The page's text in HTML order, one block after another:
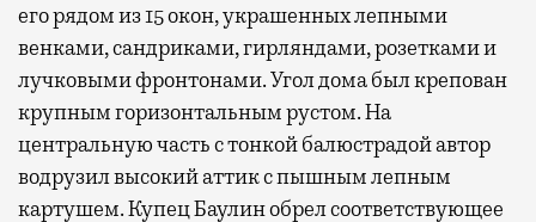
его рядом из 15 окон, украшенных лепными
венками, сандриками, гирляндами, розетками и
лучковыми фронтонами. Угол дома был крепован
крупным горизонтальным рустом. На
центральную часть с тонкой балюстрадой автор
водрузил высокий аттик с пышным лепным
картушем. Купец Баулин обрел соответствующее